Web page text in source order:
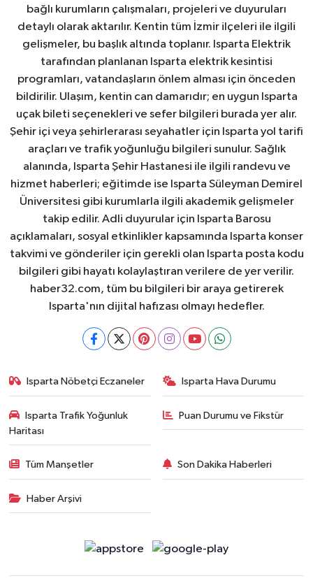
bağlı kurumların çalışmaları, projeleri ve duyuruları
detaylı olarak aktarılır. Kentin tüm İzmir ilçeleri ile ilgili
gelişmeler, bu başlık altında toplanır. Isparta Elektrik
tarafından planlanan Isparta elektrik kesintisi
programları, vatandaşların önlem alması için önceden
bildirilir. Ulaşım, kentin can damarıdır; en uygun Isparta
uçak bileti seçenekleri ve sefer bilgileri burada yer alır.
Şehir içi veya şehirlerarası seyahatler için Isparta yol tarifi
araçları ve trafik yoğunluğu bilgileri sunulur. Sağlık
alanında, Isparta Şehir Hastanesi ile ilgili randevu ve
hizmet haberleri; eğitimde ise Isparta Süleyman Demirel
Üniversitesi gibi kurumlarla ilgili akademik gelişmeler
takip edilir. Adli duyurular için Isparta Barosu
açıklamaları, sosyal etkinlikler kapsamında Isparta konser
takvimi ve gönderiler için gerekli olan Isparta posta kodu
bilgileri gibi hayatı kolaylaştıran verilere de yer verilir.
haber32.com, tüm bu bilgileri bir araya getirerek
Isparta'nın dijital hafızası olmayı hedefler.
Isparta Nöbetçi Eczaneler Isparta Hava Durumu
Isparta Trafik Yoğunluk
Haritası
Puan Durumu ve Fikstür
Tüm Manşetler Son Dakika Haberleri
Haber Arşivi